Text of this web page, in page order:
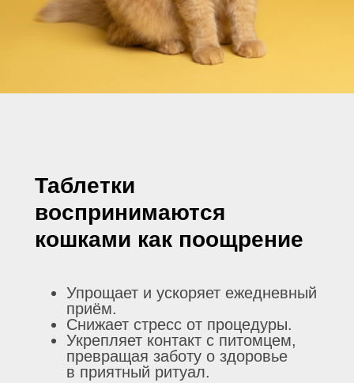
Таблетки
воспринимаются
кошками как поощрение
Упрощает и ускоряет ежедневный
приём.
Снижает стресс от процедуры.
Укрепляет контакт с питомцем,
превращая заботу о здоровье
в приятный ритуал.